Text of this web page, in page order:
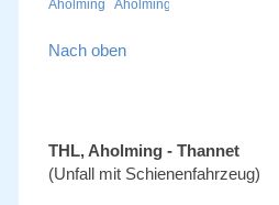
Nach oben
THL, Aholming - Thannet
(Unfall mit Schienenfahrzeug)